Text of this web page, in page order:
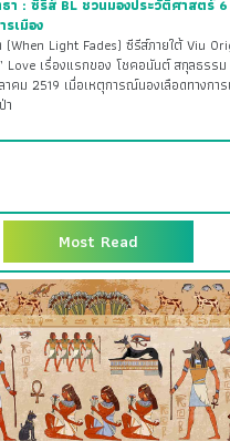
า : ซีรีส์ BL ชวนมองประวัติศาสตร์
เมือง
(When Light Fades) ซีรีส์ภายใต้ Viu
Love เรื่องแรกของ โชคอนันต์ สกุลธรร
คม 2519 เมื่อเหตุการณ์นองเลือดทางกา
า
Most Read